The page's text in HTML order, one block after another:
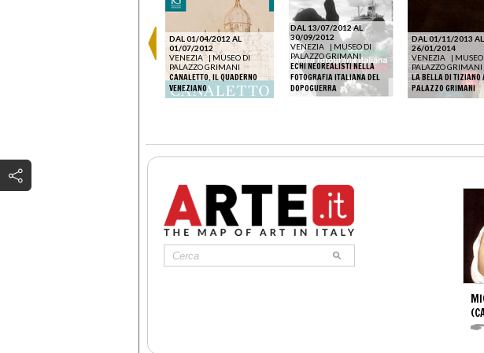
DAL 01/04/2012 AL
01/07/2012
VENEZIA |MUSEO DI
PALAZZO GRIMANI
CANALETTO. IL QUADERNO
VENEZIANO
DAL 13/07/2012 AL
30/09/2012
VENEZIA
| MUSEO DI
PALAZZO GRIMANI
ECHI NEOREALISTI NELLA
FOTOGRAFIA ITALIANA DEL
DOPOGUERRA
DAL 01/11/2013 AL
26/01/2014
VENEZIA
| MUSEO
PALAZZO GRIMANI
LA BELLA DI TIZIANO
PALAZZO GRIMANI